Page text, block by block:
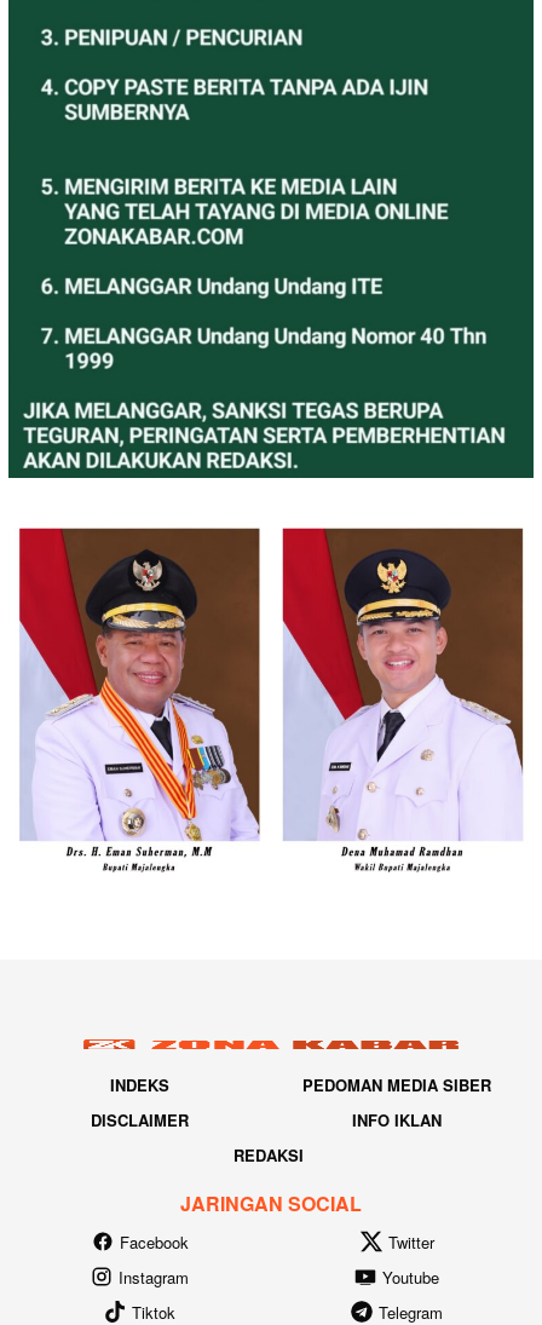
INDEKS
PEDOMAN MEDIA SIBER
DISCLAIMER
INFO IKLAN
REDAKSI
JARINGAN SOCIAL
Facebook
Twitter
Instagram
Youtube
Tiktok
Telegram